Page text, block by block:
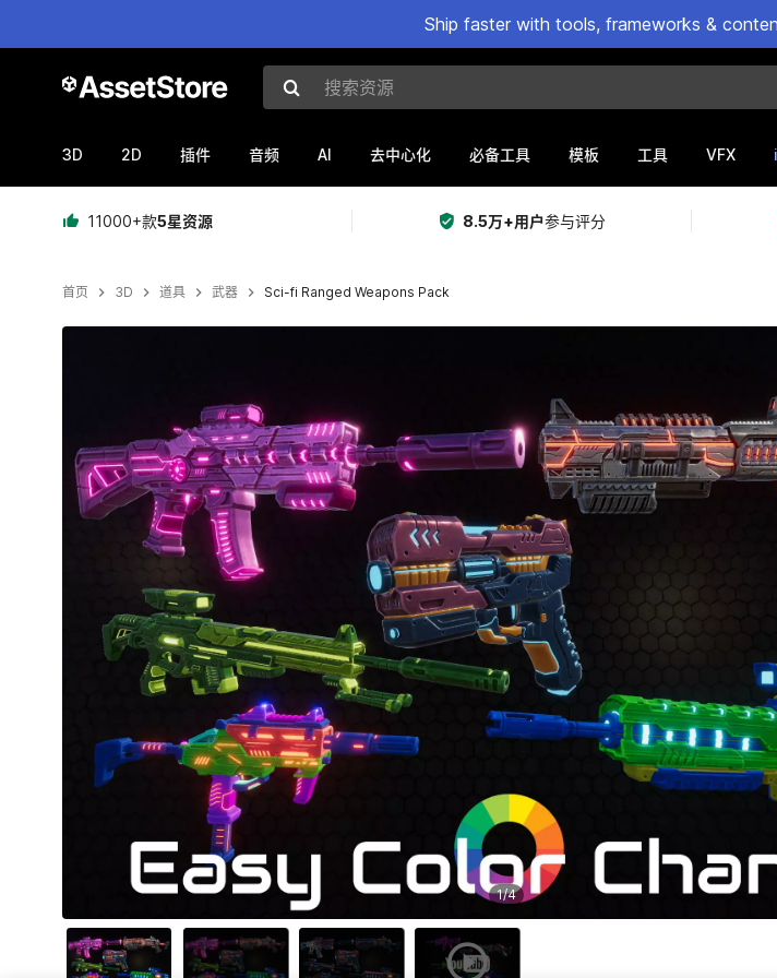
Ship faster with tools, frameworks &
搜索资源
3D 2D 插件 音频 AI 去中心化 必备工具 模板 工具 VFX
11000+款5星资源 8.5万+用户参与评分
首页 3D 道具 武器 Sci-fi Ranged Weapons Pack
1/4